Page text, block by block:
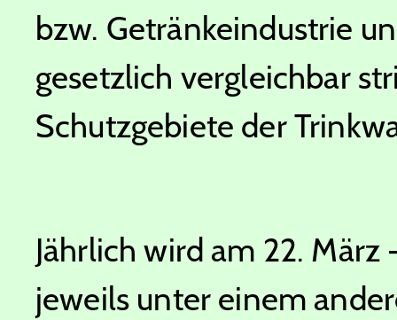
bzw. Getränkeindustrie
gesetzlich vergleichbar
Schutzgebiete der
Jährlich wird am 22.
jeweils unter einem